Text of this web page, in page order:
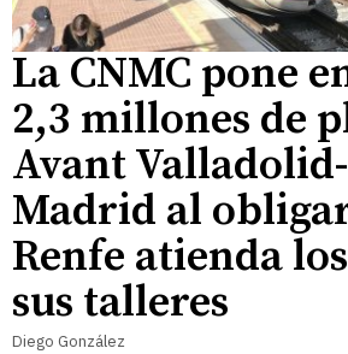
La CNMC pone
2,3 millones de
Avant
Madrid al
Renfe atienda
sus talleres
Diego González